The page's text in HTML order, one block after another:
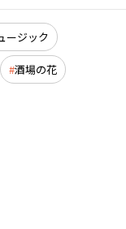
ージック
酒場の花